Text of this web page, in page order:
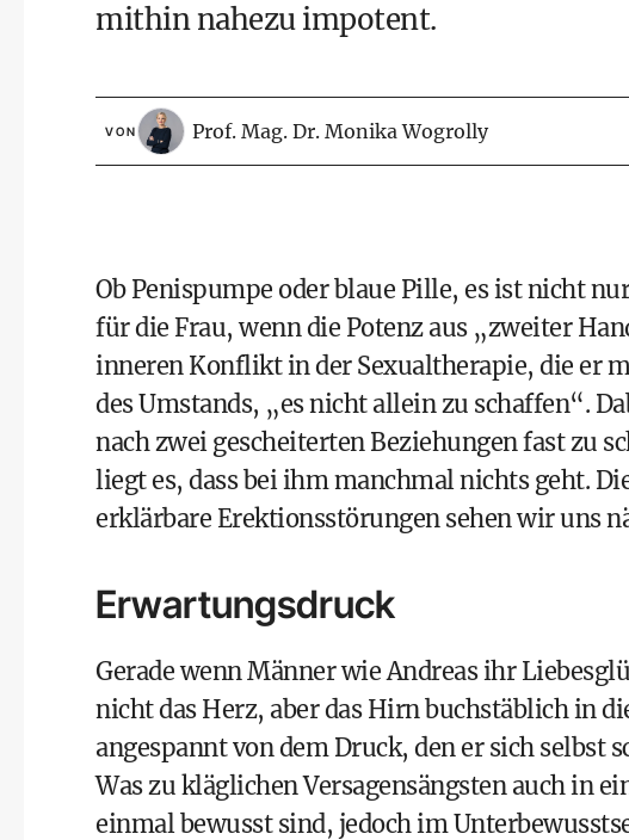
mithin nahezu impotent.
VON Prof. Mag. Dr. Monika Wogrolly
Ob Penispumpe oder blaue Pille, es ist nicht
für die Frau, wenn die Potenz aus „zweiter
inneren Konflikt in der Sexualtherapie, die er
des Umstands, „es nicht allein zu schaffen“.
nach zwei gescheiterten Beziehungen fast zu
liegt es, dass bei ihm manchmal nichts geht.
erklärbare Erektionsstörungen sehen wir uns
Erwartungsdruck
Gerade wenn Männer wie Andreas ihr
nicht das Herz, aber das Hirn buchstäblich in
angespannt von dem Druck, den er sich selbst
Was zu kläglichen Versagensängsten auch in
einmal bewusst sind, jedoch im